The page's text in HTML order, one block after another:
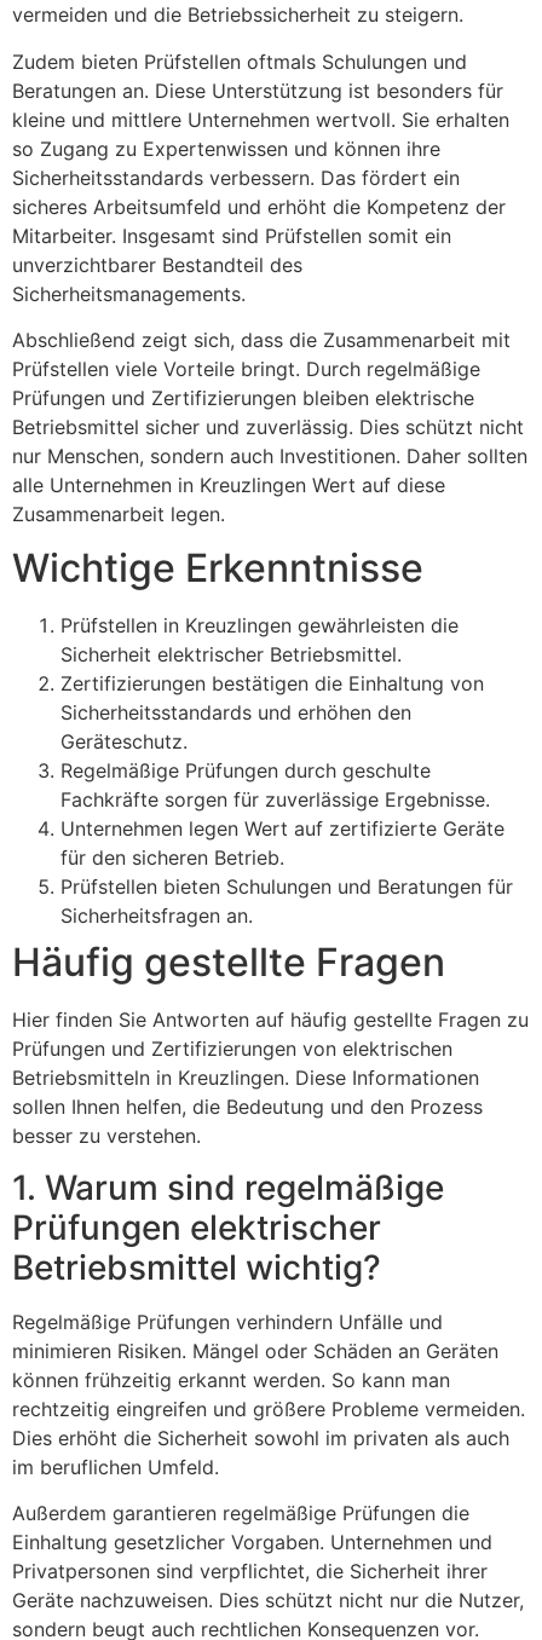
vermeiden und die Betriebssicherheit zu steigern.
Zudem bieten Prüfstellen oftmals Schulungen und
Beratungen an. Diese Unterstützung ist besonders für
kleine und mittlere Unternehmen wertvoll. Sie erhalten
so Zugang zu Expertenwissen und können ihre
Sicherheitsstandards verbessern. Das fördert ein
sicheres Arbeitsumfeld und erhöht die Kompetenz der
Mitarbeiter. Insgesamt sind Prüfstellen somit ein
unverzichtbarer Bestandteil des
Sicherheitsmanagements.
Abschließend zeigt sich, dass die Zusammenarbeit mit
Prüfstellen viele Vorteile bringt. Durch regelmäßige
Prüfungen und Zertifizierungen bleiben elektrische
Betriebsmittel sicher und zuverlässig. Dies schützt nicht
nur Menschen, sondern auch Investitionen. Daher sollten
alle Unternehmen in Kreuzlingen Wert auf diese
Zusammenarbeit legen.
Wichtige Erkenntnisse
Prüfstellen in Kreuzlingen gewährleisten die
Sicherheit elektrischer Betriebsmittel.
Zertifizierungen bestätigen die Einhaltung von
Sicherheitsstandards und erhöhen den
Geräteschutz.
Regelmäßige Prüfungen durch geschulte
Fachkräfte sorgen für zuverlässige Ergebnisse.
Unternehmen legen Wert auf zertifizierte Geräte
für den sicheren Betrieb.
Prüfstellen bieten Schulungen und Beratungen für
Sicherheitsfragen an.
Häufig gestellte Fragen
Hier finden Sie Antworten auf häufig gestellte Fragen zu
Prüfungen und Zertifizierungen von elektrischen
Betriebsmitteln in Kreuzlingen. Diese Informationen
sollen Ihnen helfen, die Bedeutung und den Prozess
besser zu verstehen.
1. Warum sind regelmäßige
Prüfungen elektrischer
Betriebsmittel wichtig?
Regelmäßige Prüfungen verhindern Unfälle und
minimieren Risiken. Mängel oder Schäden an Geräten
können frühzeitig erkannt werden. So kann man
rechtzeitig eingreifen und größere Probleme vermeiden.
Dies erhöht die Sicherheit sowohl im privaten als auch
im beruflichen Umfeld.
Außerdem garantieren regelmäßige Prüfungen die
Einhaltung gesetzlicher Vorgaben. Unternehmen und
Privatpersonen sind verpflichtet, die Sicherheit ihrer
Geräte nachzuweisen. Dies schützt nicht nur die Nutzer,
sondern beugt auch rechtlichen Konsequenzen vor.